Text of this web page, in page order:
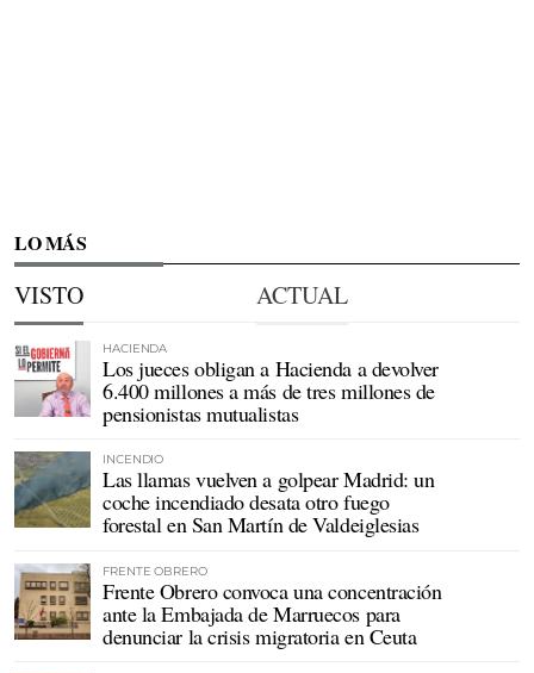
LO MÁS
VISTO ACTUAL
HACIENDA
Los jueces obligan a Hacienda a devolver
6.400 millones a más de tres millones de
pensionistas mutualistas
INCENDIO
Las llamas vuelven a golpear Madrid: un
coche incendiado desata otro fuego
forestal en San Martín de Valdeiglesias
FRENTE OBRERO
Frente Obrero convoca una concentración
ante la Embajada de Marruecos para
denunciar la crisis migratoria en Ceuta